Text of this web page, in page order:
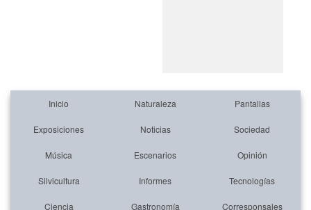
Inicio Naturaleza Pantallas
Exposiciones Noticias Sociedad
Música Escenarios Opinión
Silvicultura Informes Tecnologías
Ciencia Gastronomía Corresponsales